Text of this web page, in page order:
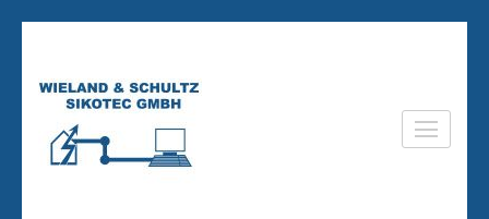
Wieland & Schultz